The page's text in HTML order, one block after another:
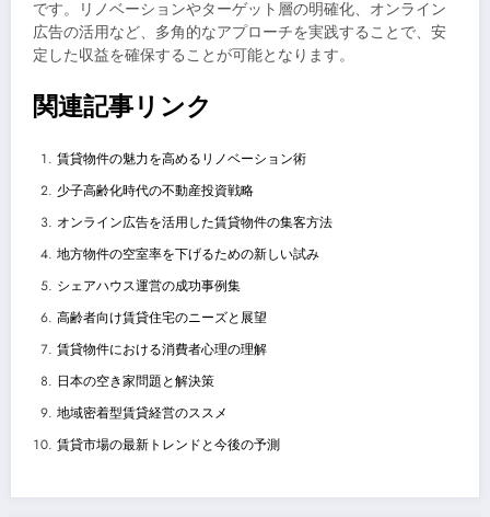
です。リノベーションやターゲット層の明確化、オンライン
広告の活用など、多角的なアプローチを実践することで、安
定した収益を確保することが可能となります。
関連記事リンク
賃貸物件の魅力を高めるリノベーション術
少子高齢化時代の不動産投資戦略
オンライン広告を活用した賃貸物件の集客方法
地方物件の空室率を下げるための新しい試み
シェアハウス運営の成功事例集
高齢者向け賃貸住宅のニーズと展望
賃貸物件における消費者心理の理解
日本の空き家問題と解決策
地域密着型賃貸経営のススメ
賃貸市場の最新トレンドと今後の予測